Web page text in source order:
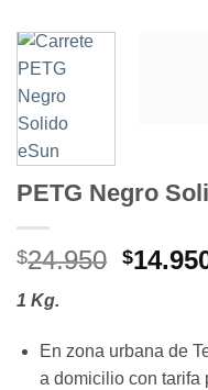
PETG Negro
$24.950 El
era:
$
1 Kg.
En zona urbana de
a domicilio con tarifa